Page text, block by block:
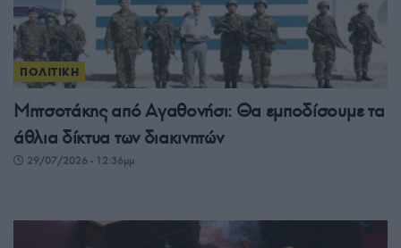
ΠΟΛΙΤΙΚΗ
Μητσοτάκης από Αγαθονήσι: Θα εμποδίσουμε τα
άθλια δίκτυα των διακινητών
29/07/2026 - 12:36μμ